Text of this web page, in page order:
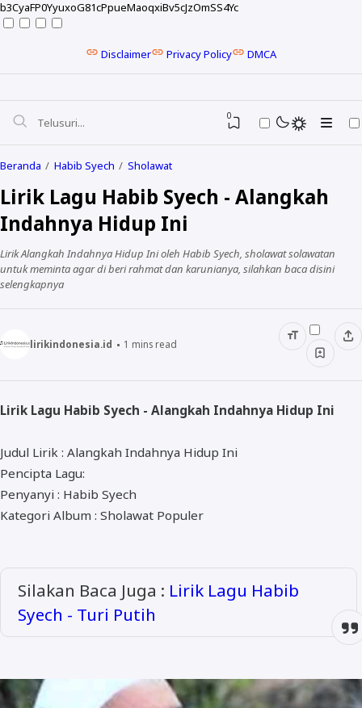
b3CyaFP0YyuxoG81cPpueMaoqxiBv5cJzOmSS4Yc
Disclaimer Privacy Policy DMCA
0
Beranda Habib Syech Sholawat
Lirik Lagu Habib Syech - Alangkah
Indahnya Hidup Ini
Lirik Alangkah Indahnya Hidup Ini oleh Habib Syech, sholawat solawatan
untuk meminta agar di beri rahmat dan karunianya, silahkan baca disini
selengkapnya
lirikindonesia.id 1 mins read
Lirik Lagu Habib Syech - Alangkah Indahnya Hidup Ini
Judul Lirik : Alangkah Indahnya Hidup Ini
Pencipta Lagu:
Penyanyi : Habib Syech
Kategori Album : Sholawat Populer
Silakan Baca Juga : Lirik Lagu Habib
Syech - Turi Putih